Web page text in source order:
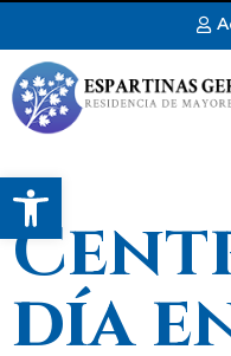
Abrir barra de herramientas
día